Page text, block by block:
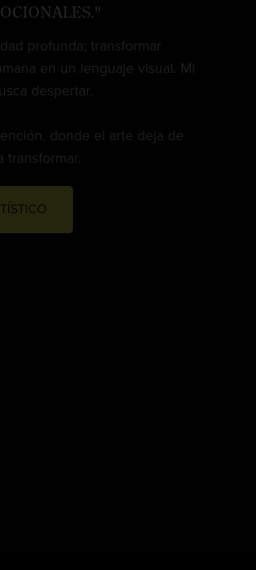
profunda; transformar
en un lenguaje visual. Mi
despertar.
donde el arte deja de